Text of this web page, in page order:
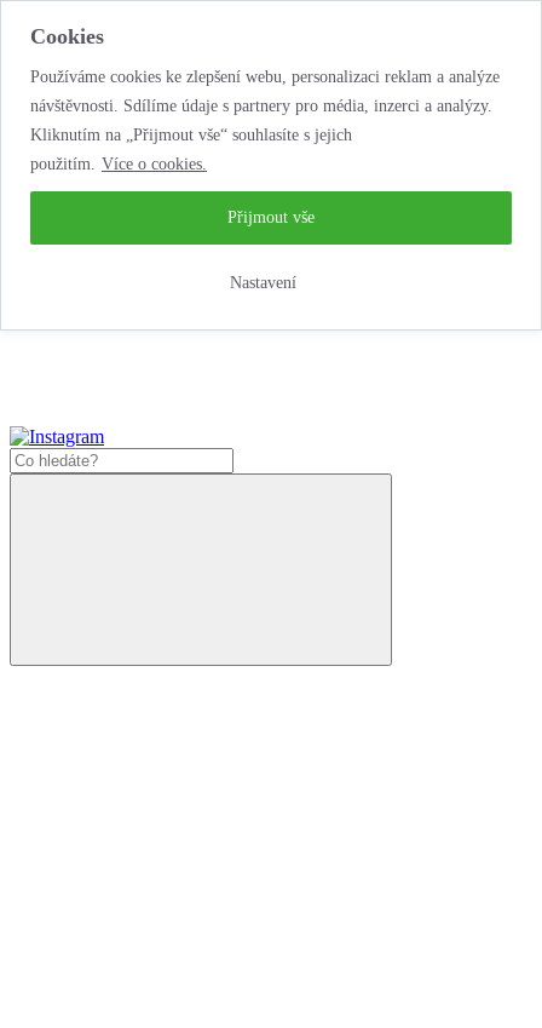
Cookies
Používáme cookies ke zlepšení webu, personalizaci reklam a analýze
návštěvnosti. Sdílíme údaje s partnery pro média, inzerci a analýzy.
Kliknutím na „Přijmout vše“ souhlasíte s jejich
použitím. Více o cookies.
Nastavení
Přijmout vše
...neobyčejná jízda životem!